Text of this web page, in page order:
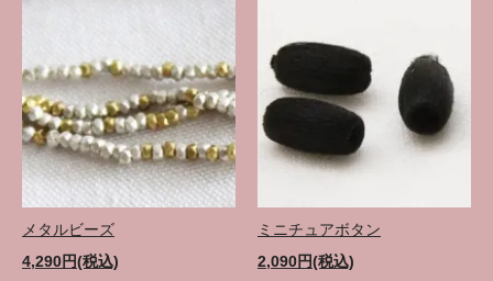
メタルビーズ
4,290円(税込)
ミニチュアボタン
2,090円(税込)